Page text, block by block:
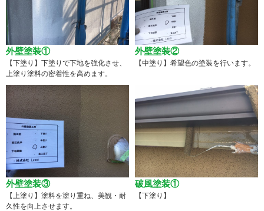
外壁塗装①
【下塗り】下塗りで下地を強化させ、
上塗り塗料の密着性を高めます。
外壁塗装②
【中塗り】希望色の塗装を行います。
外壁塗装③
【上塗り】塗料を塗り重ね、美観・耐
久性を向上させます。
破風塗装①
【下塗り】